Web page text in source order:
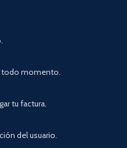
todo momento.
tu factura.
del usuario.